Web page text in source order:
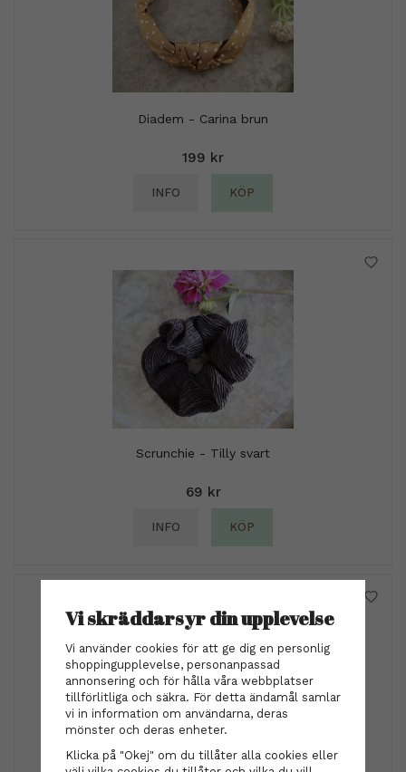
Diadem - Carina brun
199 kr
INFO KÖP
Scrunchie - Tilly svart
69 kr
INFO KÖP
Vi skräddarsyr din upplevelse
Vi använder cookies för att ge dig en personlig
shoppingupplevelse, personanpassad
annonsering och för hålla våra webbplatser
tillförlitliga och säkra. För detta ändamål samlar
vi in information om användarna, deras
mönster och deras enheter.
Klicka på "Okej" om du tillåter alla cookies eller